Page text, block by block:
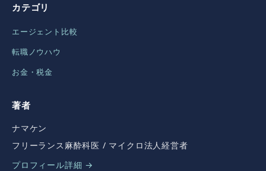
カテゴリ
エージェント比較
転職ノウハウ
お金・税金
著者
ナマケン
フリーランス麻酔科医 / マイクロ法人経営者
プロフィール詳細 →